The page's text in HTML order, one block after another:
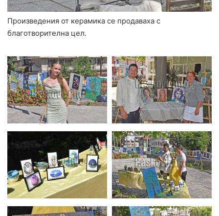
Произведения от керамика се продаваха с
благотворителна цел.